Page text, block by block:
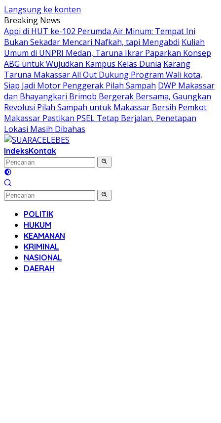
Langsung ke konten
Breaking News
Appi di HUT ke-102 Perumda Air Minum: Tempat Ini
Bukan Sekadar Mencari Nafkah, tapi Mengabdi Kuliah
Umum di UNPRI Medan, Taruna Ikrar Paparkan Konsep
ABG untuk Wujudkan Kampus Kelas Dunia Karang
Taruna Makassar All Out Dukung Program Wali kota,
Siap Jadi Motor Penggerak Pilah Sampah DWP Makassar
dan Bhayangkari Brimob Bergerak Bersama, Gaungkan
Revolusi Pilah Sampah untuk Makassar Bersih Pemkot
Makassar Pastikan PSEL Tetap Berjalan, Penetapan
Lokasi Masih Dibahas
IndeksKontak
POLITIK
HUKUM
KEAMANAN
KRIMINAL
NASIONAL
DAERAH